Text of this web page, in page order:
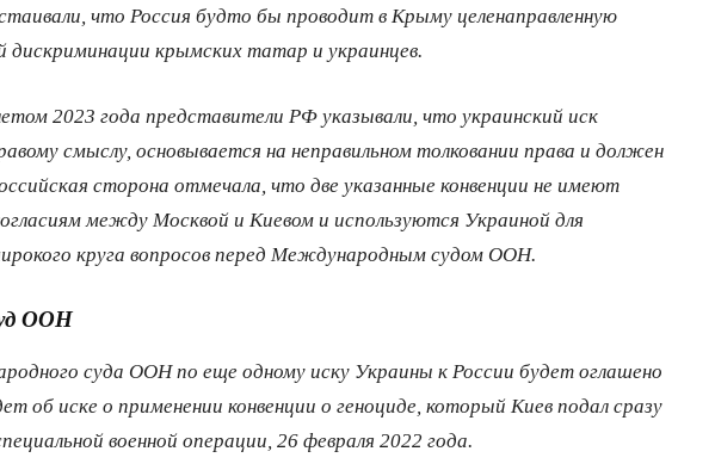
что Россия будто бы проводит в Крыму целенаправленную
дискриминации крымских татар и украинцев.
2023 года представители РФ указывали, что украинский иск
смыслу, основывается на неправильном толковании права и должен
сторона отмечала, что две указанные конвенции не имеют
между Москвой и Киевом и используются Украиной для
круга вопросов перед Международным судом ООН.
ООН
суда ООН по еще одному иску Украины к России будет оглашено
об иске о применении конвенции о геноциде, который Киев подал сразу
военной операции, 26 февраля 2022 года.